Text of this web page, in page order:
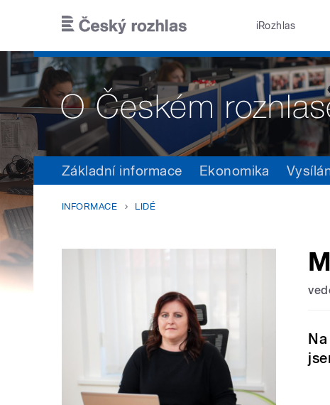
iRozhlas
Základní informace Ekonomika
INFORMACE LIDÉ